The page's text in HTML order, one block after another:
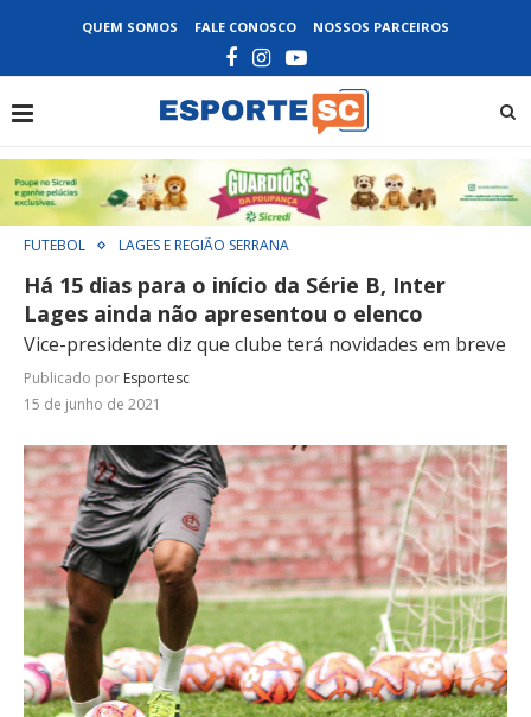
QUEM SOMOS FALE CONOSCO NOSSOS PARCEIROS
FUTEBOL LAGES E REGIÃO SERRANA
Há 15 dias para o início da Série B, Inter
Lages ainda não apresentou o elenco
Vice-presidente diz que clube terá novidades em breve
Publicado por Esportesc
15 de junho de 2021